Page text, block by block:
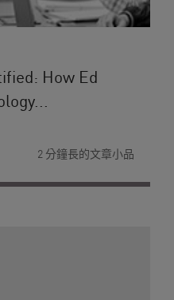
How Ed
2 分鐘長的文章小品